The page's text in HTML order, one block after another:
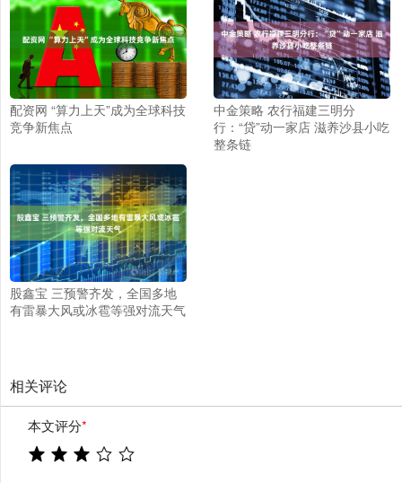
配资网 “算力上天”成为全球科技
竞争新焦点
中金策略 农行福建三明分
行：“贷”动一家店 滋养沙县小吃
整条链
股鑫宝 三预警齐发，全国多地
有雷暴大风或冰雹等强对流天气
相关评论
本文评分*